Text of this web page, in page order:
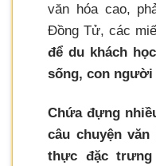
văn hóa cao,
Đồng Tử, các
để du khách
sống, con người
Chứa đựng
câu chuyện
thực đặc trưng